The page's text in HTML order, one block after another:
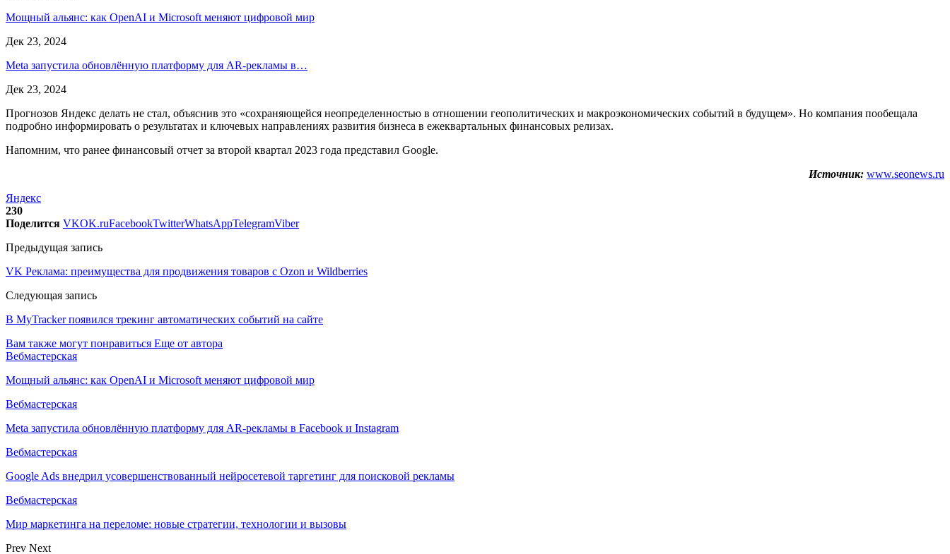
Мощный альянс: как OpenAI и Microsoft меняют цифровой мир
Дек 23, 2024
Meta запустила обновлённую платформу для AR-рекламы в…
Дек 23, 2024
Прогнозов Яндекс делать не стал, объяснив это «сохраняющейся неопределенностью в отношении геополитических и макроэкономических событий в будущем». Но компания пообещала
подробно информировать о результатах и ключевых направлениях развития бизнеса в ежеквартальных финансовых релизах.
Напомним, что ранее финансовый отчет за второй квартал 2023 года представил Google.
Источник: www.seonews.ru
Яндекс
230
Поделится VKOK.ruFacebookTwitterWhatsAppTelegramViber
Предыдущая запись
VK Реклама: преимущества для продвижения товаров с Ozon и Wildberries
Следующая запись
В MyTracker появился трекинг автоматических событий на сайте
Вам также могут понравиться Еще от автора
Вебмастерская
Мощный альянс: как OpenAI и Microsoft меняют цифровой мир
Вебмастерская
Meta запустила обновлённую платформу для AR-рекламы в Facebook и Instagram
Вебмастерская
Google Ads внедрил усовершенствованный нейросетевой таргетинг для поисковой рекламы
Вебмастерская
Мир маркетинга на переломе: новые стратегии, технологии и вызовы
Prev Next